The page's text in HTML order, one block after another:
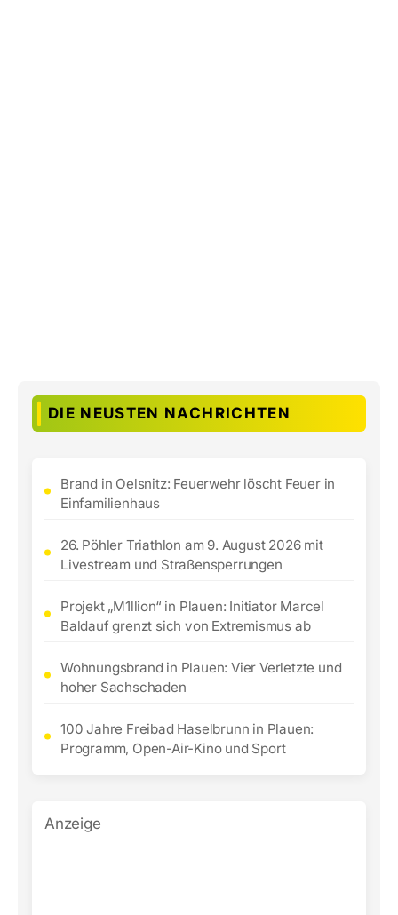
DIE NEUSTEN NACHRICHTEN
Brand in Oelsnitz: Feuerwehr löscht Feuer in
Einfamilienhaus
26. Pöhler Triathlon am 9. August 2026 mit
Livestream und Straßensperrungen
Projekt „M1llion“ in Plauen: Initiator Marcel
Baldauf grenzt sich von Extremismus ab
Wohnungsbrand in Plauen: Vier Verletzte und
hoher Sachschaden
100 Jahre Freibad Haselbrunn in Plauen:
Programm, Open-Air-Kino und Sport
Anzeige